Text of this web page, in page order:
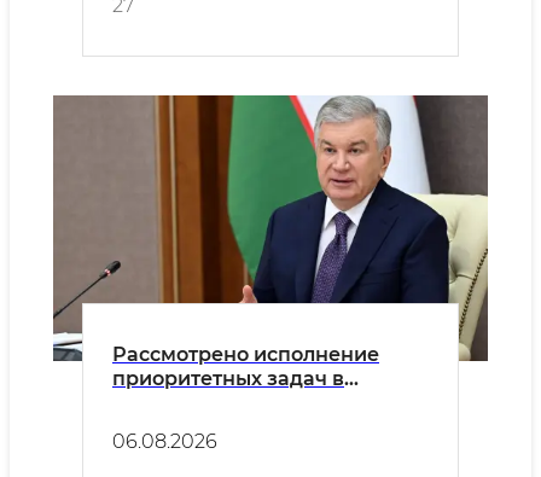
27
Рассмотрено исполнение
приоритетных задач в
06.08.2026